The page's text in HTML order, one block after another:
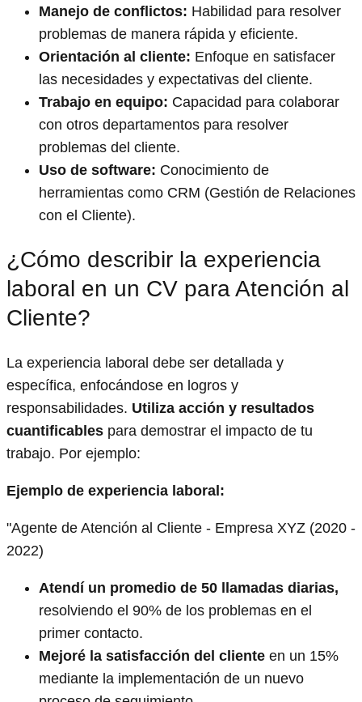
Manejo de conflictos: Habilidad para resolver
problemas de manera rápida y eficiente.
Orientación al cliente: Enfoque en satisfacer
las necesidades y expectativas del cliente.
Trabajo en equipo: Capacidad para colaborar
con otros departamentos para resolver
problemas del cliente.
Uso de software: Conocimiento de
herramientas como CRM (Gestión de Relaciones
con el Cliente).
¿Cómo describir la experiencia
laboral en un CV para Atención al
Cliente?
La experiencia laboral debe ser detallada y
específica, enfocándose en logros y
responsabilidades. Utiliza acción y resultados
cuantificables para demostrar el impacto de tu
trabajo. Por ejemplo:
Ejemplo de experiencia laboral:
"Agente de Atención al Cliente - Empresa XYZ (2020 -
2022)
Atendí un promedio de 50 llamadas diarias,
resolviendo el 90% de los problemas en el
primer contacto.
Mejoré la satisfacción del cliente en un 15%
mediante la implementación de un nuevo